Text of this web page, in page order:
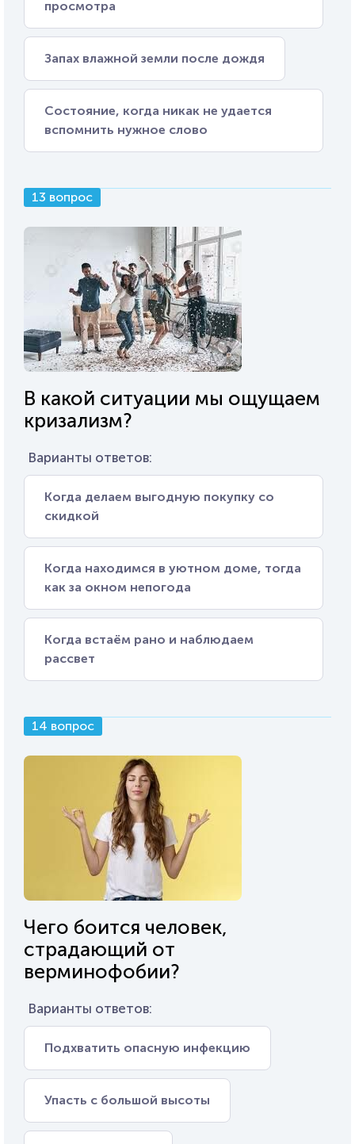
просмотра
Запах влажной земли после дождя
Состояние, когда никак не удается
вспомнить нужное слово
13 вопрос
В какой ситуации мы ощущаем
кризализм?
Варианты ответов:
Когда делаем выгодную покупку со
скидкой
Когда находимся в уютном доме, тогда
как за окном непогода
Когда встаём рано и наблюдаем
рассвет
14 вопрос
Чего боится человек,
страдающий от
верминофобии?
Варианты ответов:
Подхватить опасную инфекцию
Упасть с большой высоты